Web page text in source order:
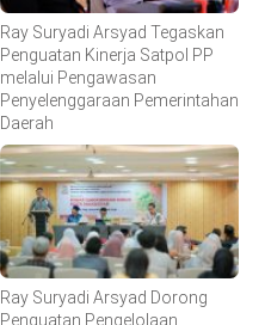
Ray Suryadi Arsyad Tegaskan
Penguatan Kinerja Satpol PP
melalui Pengawasan
Penyelenggaraan Pemerintahan
Daerah
Ray Suryadi Arsyad Dorong
Penguatan Pengelolaan